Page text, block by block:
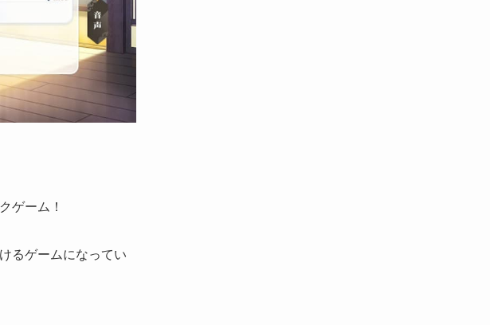
ゲーム！
るゲームになってい